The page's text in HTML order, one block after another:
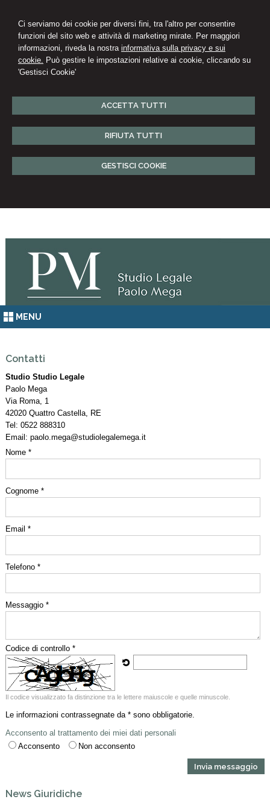
Ci serviamo dei cookie per diversi fini, tra l'altro per consentire
funzioni del sito web e attività di marketing mirate. Per maggiori
informazioni, riveda la nostra informativa sulla privacy e sui
cookie. Può gestire le impostazioni relative ai cookie, cliccando su
'Gestisci Cookie'
ACCETTA TUTTI
RIFIUTA TUTTI
GESTISCI COOKIE
MENU
Contatti
Studio Studio Legale
Paolo Mega
Via Roma, 1
42020 Quattro Castella, RE
Tel: 0522 888310
Email: paolo.mega@studiolegalemega.it
Nome *
Cognome *
Email *
Telefono *
Messaggio *
Codice di controllo *
Il codice visualizzato fa distinzione tra le lettere maiuscole e quelle minuscole.
Le informazioni contrassegnate da * sono obbligatorie.
Acconsento al trattamento dei miei dati personali
Acconsento
Non acconsento
News Giuridiche